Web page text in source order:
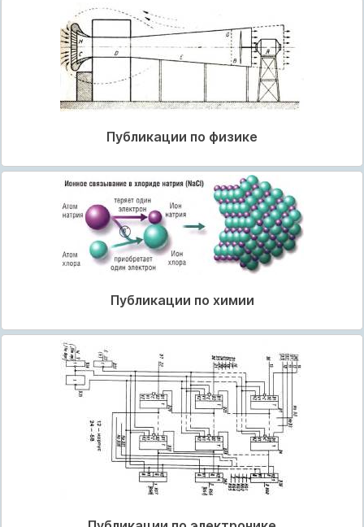
Публикации по физике
Публикации по химии